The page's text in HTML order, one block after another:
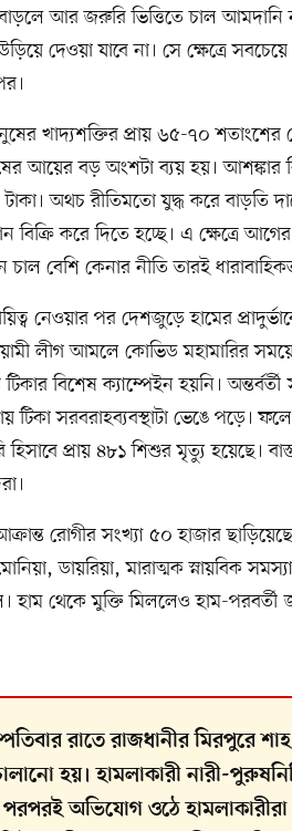
আর জরুরি ভিত্তিতে চাল আমদানি
দেওয়া যাবে না। সে ক্ষেত্রে
খাদ্যশক্তির প্রায় ৬৫-৭০
আয়ের বড় অংশটা ব্যয় হয়। আশঙ্কার
অথচ রীতিমতো যুদ্ধ করে বাড়তি
বিক্রি করে দিতে হচ্ছে। এ ক্ষেত্রে
বেশি কেনার নীতি তারই
নেওয়ার পর দেশজুড়ে হামের
লীগ আমলে কোভিড মহামারির
বিশেষ ক্যাম্পেইন হয়নি।
টিকা সরবরাহব্যবস্থাটা ভেঙে পড়ে।
হিসাবে প্রায় ৪৮১ শিশুর মৃত্যু
রোগীর সংখ্যা ৫০ হাজার
ডায়রিয়া, মারাত্মক স্নায়বিক
হাম থেকে মুক্তি মিললেও হাম-
রাতে রাজধানীর মিরপুরে
হয়। হামলাকারী নারী-
অভিযোগ ওঠে হামলাকারীরা